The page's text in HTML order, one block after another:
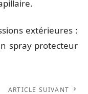
extérieures :
spray protecteur
ARTICLE SUIVANT